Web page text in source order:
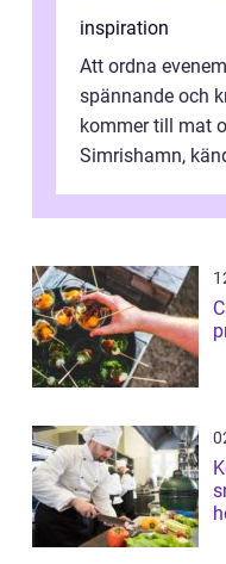
inspiration
Att ordna
spännande och
kommer till mat
Simrishamn,